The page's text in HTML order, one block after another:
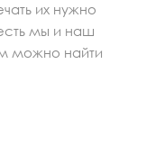
их нужно
мы и наш
можно найти